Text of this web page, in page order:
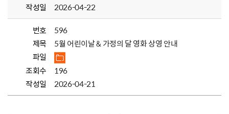
작성일
2026-04-22
번호
596
제목
5월 어린이날 & 가정의 달 영화 상영 안내
파일
조회수
196
작성일
2026-04-21